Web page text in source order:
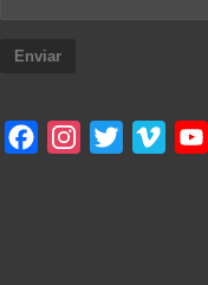
Enviar
FacebookInstagram
Twitter Vimeo